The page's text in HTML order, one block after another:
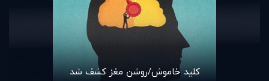
کلید خاموش/روشن مغز کشف شد